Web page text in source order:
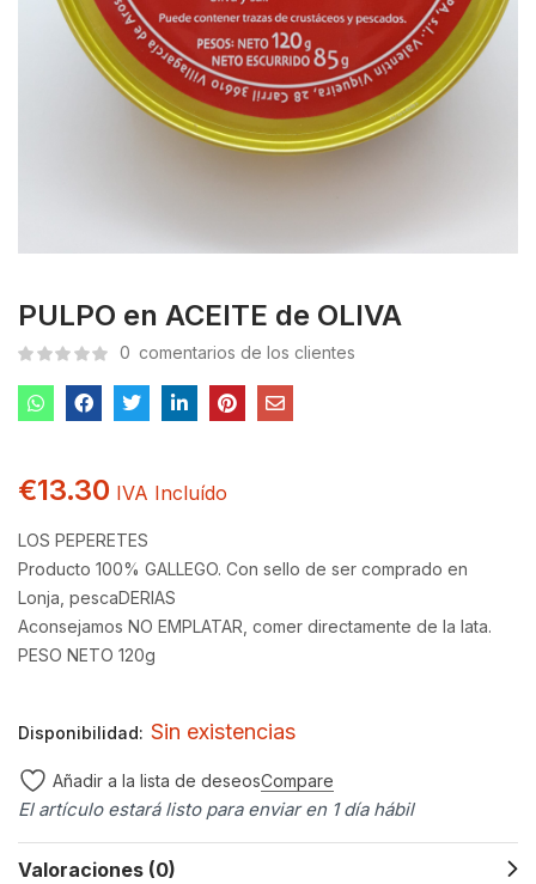
PULPO en ACEITE de OLIVA
0 comentarios de los clientes
€13.30 IVA Incluído
LOS PEPERETES
Producto 100% GALLEGO. Con sello de ser comprado en
Lonja, pescaDERIAS
Aconsejamos NO EMPLATAR, comer directamente de la lata.
PESO NETO 120g
Disponibilidad: Sin existencias
Añadir a la lista de deseosCompare
El artículo estará listo para enviar en 1 día hábil
Valoraciones (0)